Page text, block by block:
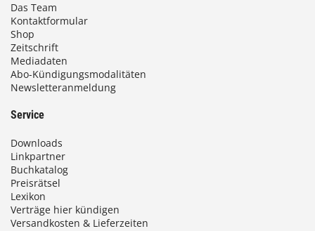
Das Team
Kontaktformular
Shop
Zeitschrift
Mediadaten
Abo-Kündigungsmodalitäten
Newsletteranmeldung
Service
Downloads
Linkpartner
Buchkatalog
Preisrätsel
Lexikon
Verträge hier kündigen
Versandkosten & Lieferzeiten